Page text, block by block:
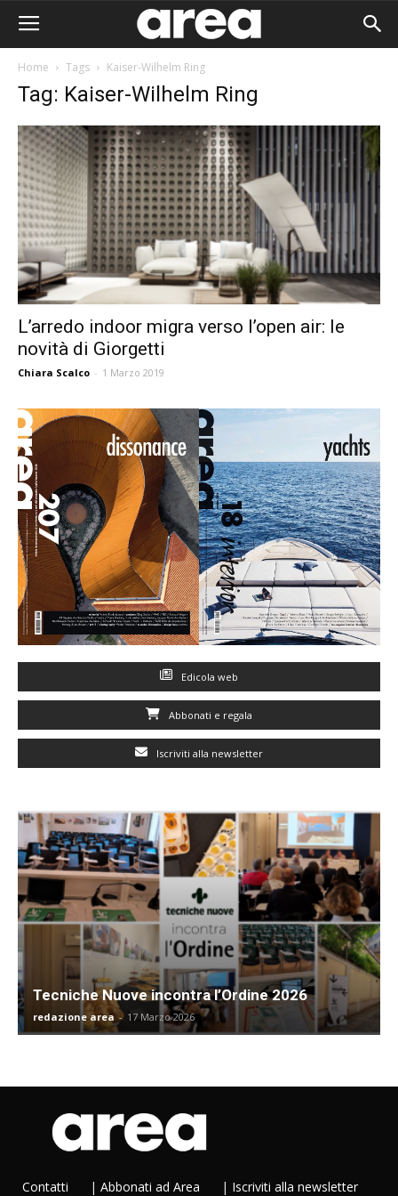
Home Tags Kaiser-Wilhelm Ring
Tag: Kaiser-Wilhelm Ring
L’arredo indoor migra verso l’open air: le
novità di Giorgetti
Chiara Scalco - 1 Marzo 2019
Edicola web
Abbonati e regala
Iscriviti alla newsletter
Tecniche Nuove incontra l’Ordine 2026
redazione area - 17 Marzo 2026
Contatti | Abbonati ad Area | Iscriviti alla newsletter